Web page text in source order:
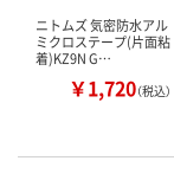
ニトムズ 気密防水アル
ミクロステープ(片面粘
着)KZ9N G…
￥1,720（税込）